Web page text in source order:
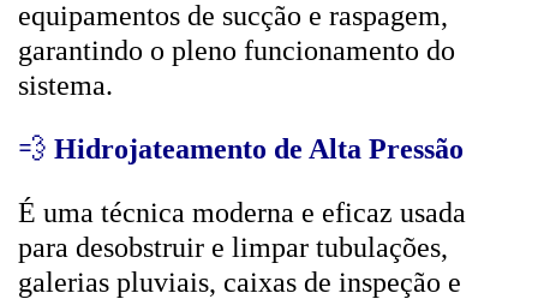
equipamentos de sucção e raspagem,
garantindo o pleno funcionamento do
sistema.
💨 Hidrojateamento de Alta Pressão
É uma técnica moderna e eficaz usada
para desobstruir e limpar tubulações,
galerias pluviais, caixas de inspeção e